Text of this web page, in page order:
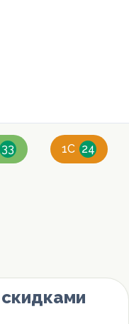
33 1C 24